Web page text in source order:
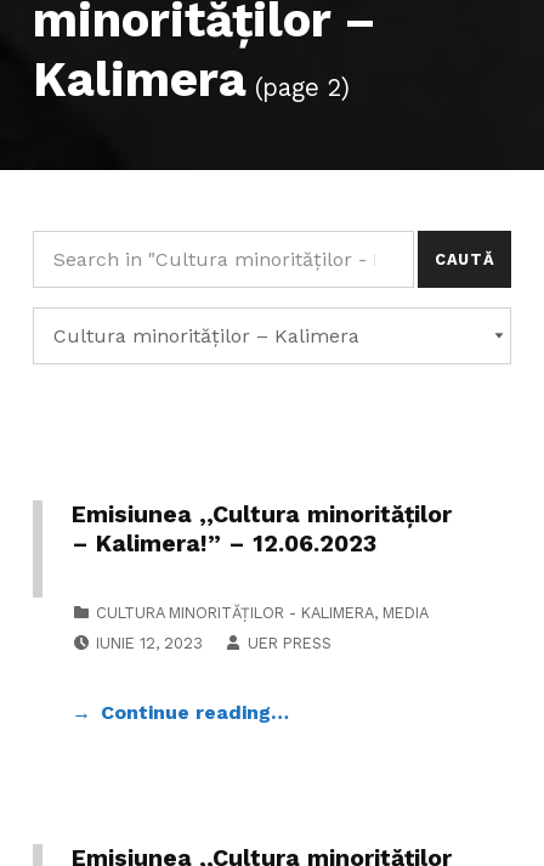
minorităților –
Kalimera(page 2)
Caută după:
CATEGORII
Categorii
Emisiunea ,,Cultura minorităților
– Kalimera!” – 12.06.2023
CULTURA MINORITĂȚILOR - KALIMERA, MEDIA
IUNIE 12, 2023
UER PRESS
Continue reading…
Emisiunea ,,Cultura minorităților